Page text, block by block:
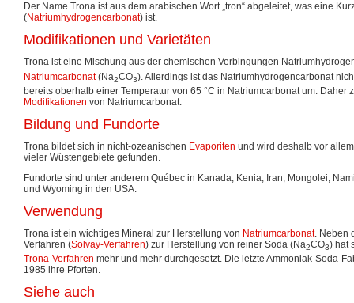
Der Name Trona ist aus dem arabischen Wort „tron“ abgeleitet, was eine
(Natriumhydrogencarbonat) ist.
Modifikationen und Varietäten
Trona ist eine Mischung aus der chemischen Verbingungen
Natriumcarbonat(Na2CO3). Allerdings ist das Natriumhydrogencarbonat
bereits oberhalb einer Temperatur von 65 °C in Natriumcarbonat um. Daher
Modifikationen von Natriumcarbonat.
Bildung und Fundorte
Trona bildet sich in nicht-ozeanischen Evaporiten und wird deshalb vor
vieler Wüstengebiete gefunden.
Fundorte sind unter anderem Québec in Kanada, Kenia, Iran, Mongolei,
und Wyoming in den USA.
Verwendung
Trona ist ein wichtiges Mineral zur Herstellung von Natriumcarbonat. Neben
Verfahren (Solvay-Verfahren) zur Herstellung von reiner Soda (Na2CO3) hat
Trona-Verfahren mehr und mehr durchgesetzt. Die letzte Ammoniak-Soda-
1985 ihre Pforten.
Siehe auch